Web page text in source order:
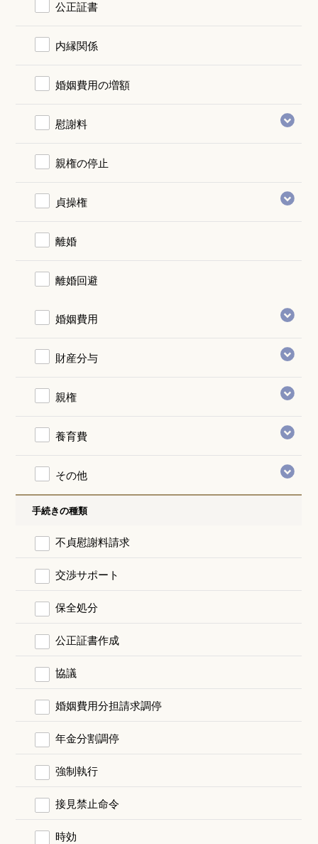
公正証書
内縁関係
婚姻費用の増額
慰謝料
親権の停止
貞操権
離婚
離婚回避
婚姻費用
財産分与
親権
養育費
その他
手続きの種類
不貞慰謝料請求
交渉サポート
保全処分
公正証書作成
協議
婚姻費用分担請求調停
年金分割調停
強制執行
接見禁止命令
時効